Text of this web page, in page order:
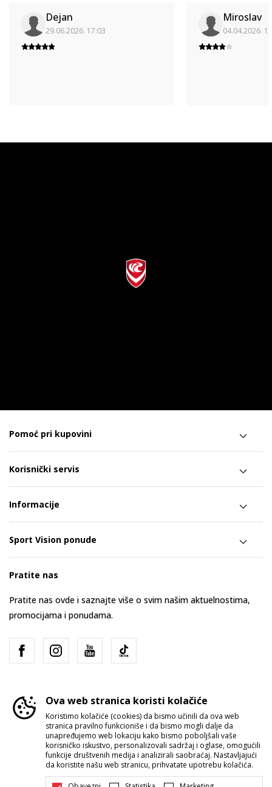
Dejan
29.06.2026. 17:03
Miroslav
04.04.2026.
Pomoć pri kupovini
Korisnički servis
Informacije
Sport Vision ponude
Pratite nas
Pratite nas ovde i saznajte više o svim našim aktuelnostima,
promocijama i ponudama.
Srbija Promenite
Ova web stranica koristi kolačiće
Koristimo kolačiće (cookies) da bismo učinili da ova web
stranica pravilno funkcioniše i da bismo mogli dalje da
unapređujemo web lokaciju kako bismo poboljšali vaše
korisničko iskustvo, personalizovali sadržaj i oglase, omogućili
funkcije društvenih medija i analizirali saobraćaj. Nastavljajući
da koristite našu web stranicu, prihvatate upotrebu kolačića.